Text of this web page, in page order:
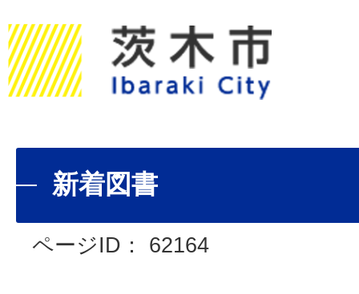
新着図書
ページID： 62164